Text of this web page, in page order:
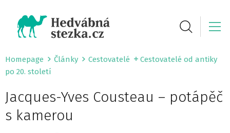
Homepage Články Cestovatelé
Cestovatelé od antiky
po 20. století
Jacques-Yves Cousteau – potápěč
s kamerou